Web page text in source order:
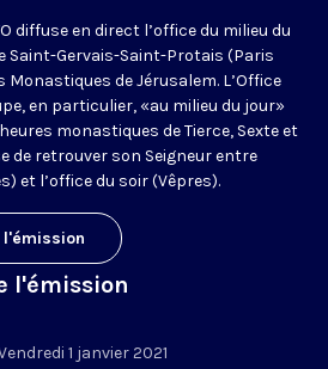
diffuse en direct l’office du milieu du
Saint-Gervais-Saint-Protais (Paris
de Jérusalem. L’Office
en particulier, «au milieu du jour»
monastiques de Tierce, Sexte et
de retrouver son Seigneur entre
et l’office du soir (Vêpres).
l'émission
1 janvier 2021